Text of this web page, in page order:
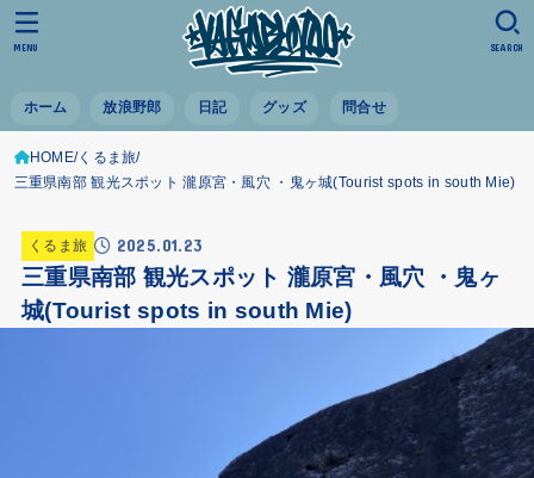
ホーム 放浪野郎 日記 グッズ 問合せ
SEARCH
MENU
HOME くるま旅
三重県南部 観光スポット 瀧原宮・風穴 ・鬼ヶ城(Tourist spots in south Mie)
くるま旅 2025.01.23
三重県南部 観光スポット 瀧原宮・風穴 ・鬼ヶ
城(Tourist spots in south Mie)